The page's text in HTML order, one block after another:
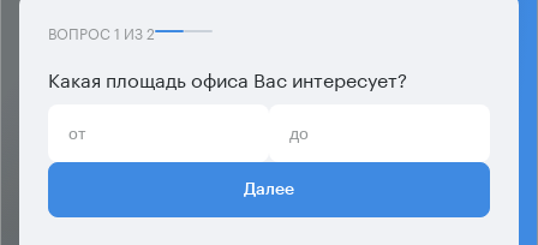
ВОПРОС 1 ИЗ2
Какая площадь офиса Вас интересует?
Далее